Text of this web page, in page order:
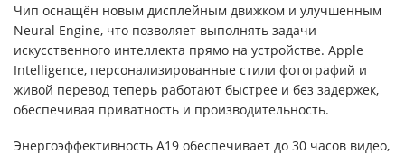
Чип оснащён новым дисплейным движком и улучшенным
Neural Engine, что позволяет выполнять задачи
искусственного интеллекта прямо на устройстве. Apple
Intelligence, персонализированные стили фотографий и
живой перевод теперь работают быстрее и без задержек,
обеспечивая приватность и производительность.
Энергоэффективность A19 обеспечивает до 30 часов видео,